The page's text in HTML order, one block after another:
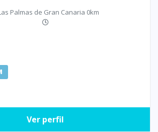
Palmas de Gran Canaria 0km
Ver perfil